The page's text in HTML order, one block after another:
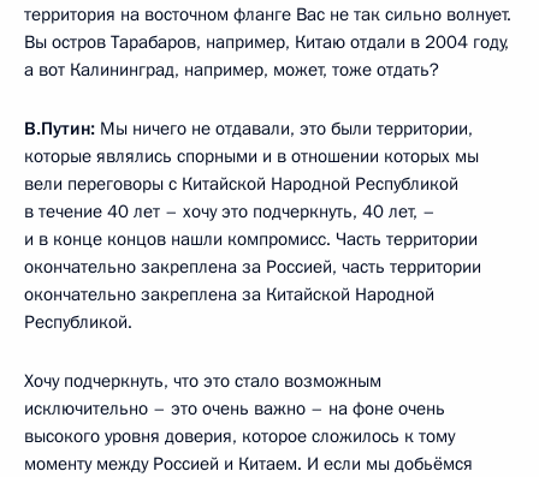
территория на восточном фланге Вас не так сильно волнует.
Вы остров Тарабаров, например, Китаю отдали в 2004 году,
а вот Калининград, например, может, тоже отдать?
В.Путин: Мы ничего не отдавали, это были территории,
которые являлись спорными и в отношении которых мы
вели переговоры с Китайской Народной Республикой
в течение 40 лет – хочу это подчеркнуть, 40 лет, –
и в конце концов нашли компромисс. Часть территории
окончательно закреплена за Россией, часть территории
окончательно закреплена за Китайской Народной
Республикой.
Хочу подчеркнуть, что это стало возможным
исключительно – это очень важно – на фоне очень
высокого уровня доверия, которое сложилось к тому
моменту между Россией и Китаем. И если мы добьёмся